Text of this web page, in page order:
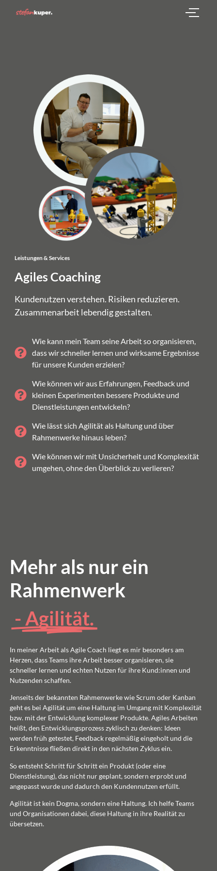
Leistungen & Services
Agiles Coaching
Kundenutzen verstehen. Risiken reduzieren.
Zusammenarbeit lebendig gestalten.
Wie kann mein Team seine Arbeit so organisieren,
dass wir schneller lernen und wirksame Ergebnisse
für unsere Kunden erzielen?
Wie können wir aus Erfahrungen, Feedback und
kleinen Experimenten bessere Produkte und
Dienstleistungen entwickeln?
Wie lässt sich Agilität als Haltung und über
Rahmenwerke hinaus leben?
Wie können wir mit Unsicherheit und Komplexität
umgehen, ohne den Überblick zu verlieren?
Mehr als nur ein
Rahmenwerk
- Agilität.
In meiner Arbeit als Agile Coach liegt es mir besonders am
Herzen, dass Teams ihre Arbeit besser organisieren, sie
schneller lernen und echten Nutzen für ihre Kund:innen und
Nutzenden schaffen.
Jenseits der bekannten Rahmenwerke wie Scrum oder Kanban
geht es bei Agilität um eine Haltung im Umgang mit Komplexität
bzw. mit der Entwicklung komplexer Produkte. Agiles Arbeiten
heißt, den Entwicklungsprozess zyklisch zu denken: Ideen
werden früh getestet, Feedback regelmäßig eingeholt und die
Erkenntnisse fließen direkt in den nächsten Zyklus ein.
So entsteht Schritt für Schritt ein Produkt (oder eine
Dienstleistung), das nicht nur geplant, sondern erprobt und
angepasst wurde und dadurch den Kundennutzen erfüllt.
Agilität ist kein Dogma, sondern eine Haltung. Ich helfe Teams
und Organisationen dabei, diese Haltung in ihre Realität zu
übersetzen.